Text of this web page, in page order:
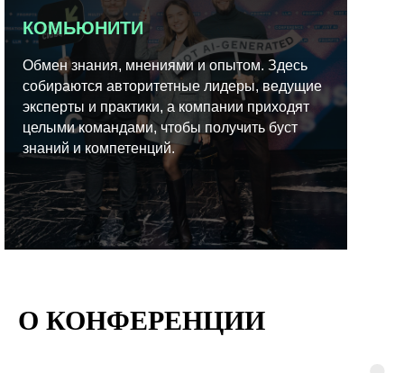
КОМЬЮНИТИ
Обмен знания, мнениями и опытом. Здесь
собираются авторитетные лидеры, ведущие
эксперты и практики, а компании приходят
целыми командами, чтобы получить буст
знаний и компетенций.
О КОНФЕРЕНЦИИ
КУПИТЬ ЗАПИСИ